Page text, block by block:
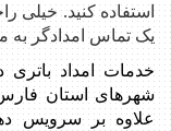
استفاده کنید. خیلی
یک تماس امدادگر به
خدمات امداد باتری
شهرهای استان
علاوه بر سرویس